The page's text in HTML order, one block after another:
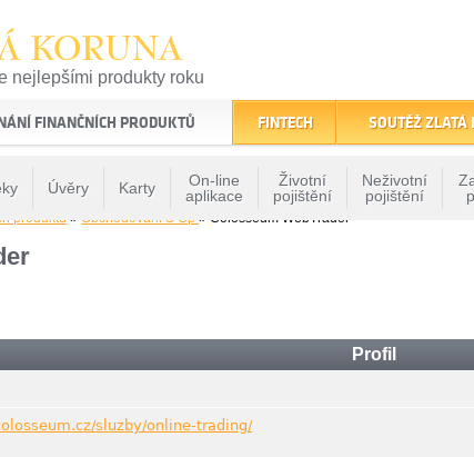
KORUNA
nejlepšími produkty roku
a kvality na finančním trhu
FINANČNÍCH PRODUKTŮ
Úvěry Karty
On-line
aplikace
Životní
pojištění
Neživotní
pojištění
FINTECH SOUTĚŽ ZLATÁ
produktů » Obchodovani S Cp » Colosseum WebTrader
Profil
sluzby/online-trading/